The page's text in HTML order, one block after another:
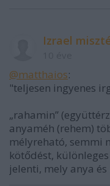
Izrael
@matthaios:
"teljesen ingyenes
„rahamin”
anyaméh (rehem)
mélyreható, semmi
kötődést,
jelenti, mely anya